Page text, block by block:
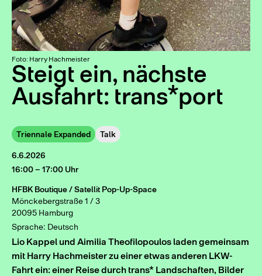
Steigt ein, nächste
Ausfahrt: trans*port
Triennale Expanded Talk
6.6.2026
16:00 – 17:00 Uhr
HFBK Boutique / Satellit Pop-Up-Space
Mönckebergstraße 1 / 3
20095 Hamburg
Sprache: Deutsch
Foto: Harry Hachmeister
Lio Kappel und Aimilia Theofilopoulos laden gemeinsam
mit Harry Hachmeister zu einer etwas anderen LKW-
Fahrt ein: einer Reise durch trans* Landschaften, Bilder